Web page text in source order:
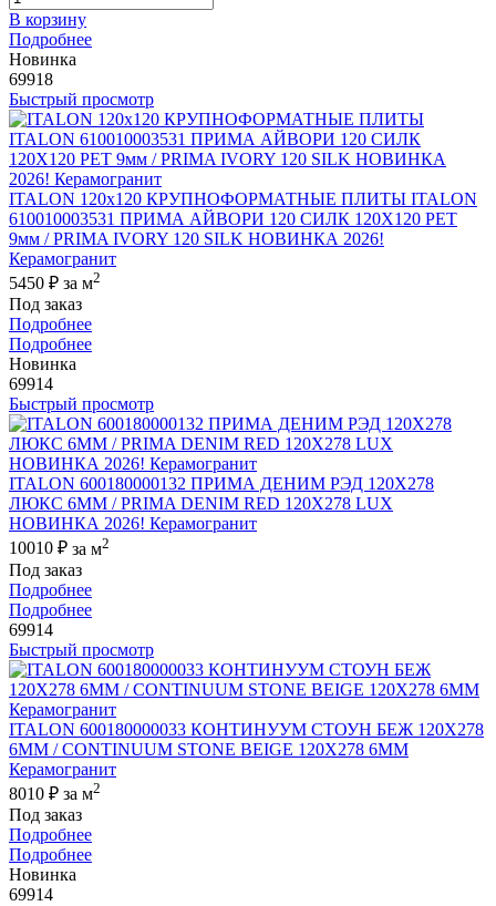
В корзину
Подробнее
Новинка
69918
Быстрый просмотр
ITALON 120x120 КРУПНОФОРМАТНЫЕ ПЛИТЫ ITALON
610010003531 ПРИМА АЙВОРИ 120 СИЛК 120Х120 РЕТ
9мм / PRIMA IVORY 120 SILK НОВИНКА 2026!
Керамогранит
5450 ₽ за м2
Под заказ
Подробнее
Подробнее
Новинка
69914
Быстрый просмотр
ITALON 600180000132 ПРИМА ДЕНИМ РЭД 120X278
ЛЮКС 6ММ / PRIMA DENIM RED 120X278 LUX
НОВИНКА 2026! Керамогранит
10010 ₽ за м2
Под заказ
Подробнее
Подробнее
69914
Быстрый просмотр
ITALON 600180000033 КОНТИНУУМ СТОУН БЕЖ 120X278
6ММ / CONTINUUM STONE BEIGE 120X278 6MM
Керамогранит
8010 ₽ за м2
Под заказ
Подробнее
Подробнее
Новинка
69914